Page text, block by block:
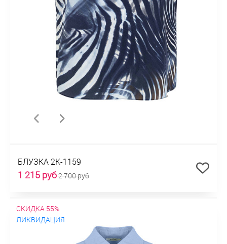
БЛУЗКА 2К-1159
1 215 руб2 700 руб
СКИДКА 55%
ЛИКВИДАЦИЯ